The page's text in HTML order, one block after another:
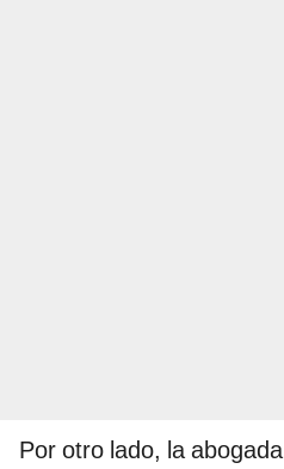
Por otro lado, la